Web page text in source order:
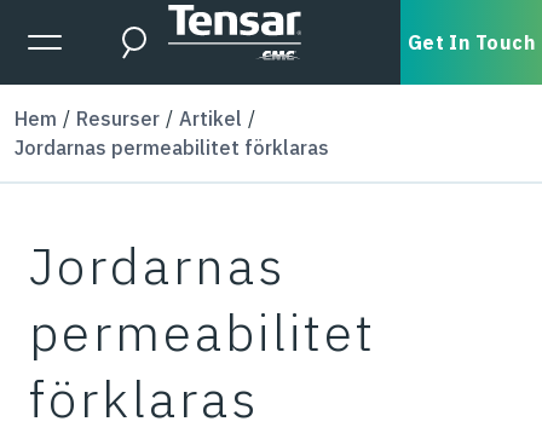
Skip to main content
Expanded Menu Toggle
Search Get In Touch
Hem Resurser
Artikel
Jordarnas permeabilitet förklaras
Jordarnas
permeabilitet
förklaras